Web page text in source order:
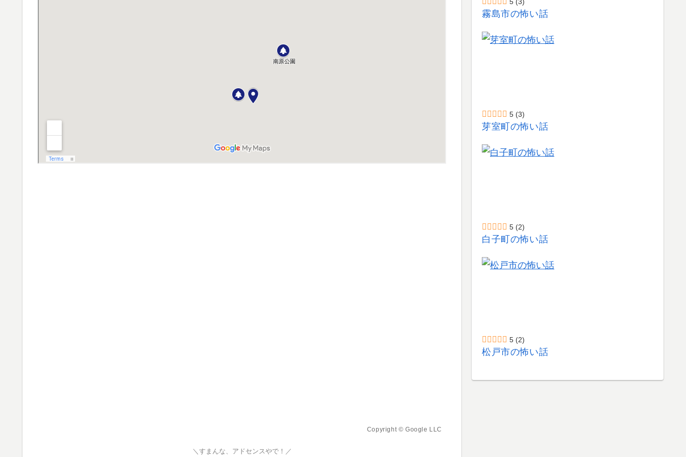
Copyright © Google LLC
＼すまんな、アドセンスやで！／
霧島市の怖い話
5 (3)
芽室町の怖い話
5 (2)
白子町の怖い話
5 (2)
松戸市の怖い話